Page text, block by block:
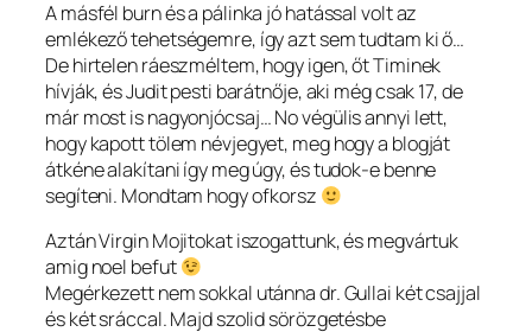
A másfél burn és a pálinka jó hatással volt az
emlékező tehetségemre, így azt sem tudtam ki ő…
De hirtelen ráeszméltem, hogy igen, őt Timinek
hívják, és Judit pesti barátnője, aki még csak 17, de
már most is nagyonjócsaj… No végülis annyi lett,
hogy kapott tölem névjegyet, meg hogy a blogját
átkéne alakítani így meg úgy, és tudok-e benne
segíteni. Mondtam hogy ofkorsz
Aztán Virgin Mojitokat iszogattunk, és megvártuk
amig noel befut
Megérkezett nem sokkal utánna dr. Gullai két csajjal
és két sráccal. Majd szolid sörözgetésbe